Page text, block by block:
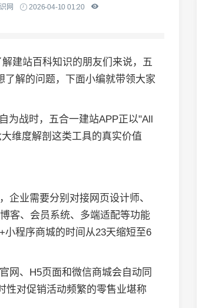
网
2026-04-10 01:20
建站百科知识的朋友们来说，五
了解的问题，下面小编就带领大家
为战时，五合一建站APP正以"All
维度解剖这类工具的真实价值
企业需要分别对接网页设计师、
客、会员系统、多端适配等功能
程序商城的时间从23天缩短至6
网、H5页面和微信商城会自动同
性对促销活动频繁的零售业堪称